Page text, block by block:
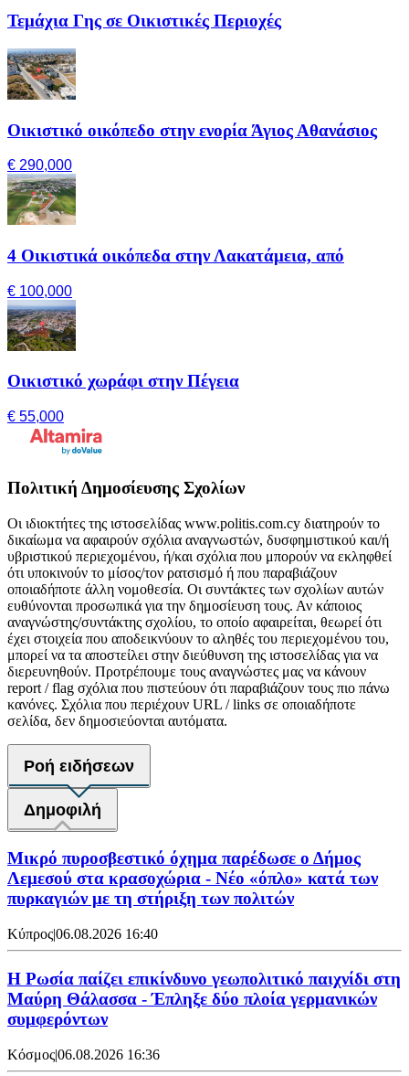
Τεμάχια Γης σε Οικιστικές Περιοχές
Οικιστικό οικόπεδο στην ενορία Άγιος Αθανάσιος
€ 290,000
4 Οικιστικά οικόπεδα στην Λακατάμεια, από
€ 100,000
Οικιστικό χωράφι στην Πέγεια
€ 55,000
Πολιτική Δημοσίευσης Σχολίων
Οι ιδιοκτήτες της ιστοσελίδας www.politis.com.cy διατηρούν το
δικαίωμα να αφαιρούν σχόλια αναγνωστών, δυσφημιστικού και/ή
υβριστικού περιεχομένου, ή/και σχόλια που μπορούν να εκληφθεί
ότι υποκινούν το μίσος/τον ρατσισμό ή που παραβιάζουν
οποιαδήποτε άλλη νομοθεσία. Οι συντάκτες των σχολίων αυτών
ευθύνονται προσωπικά για την δημοσίευση τους. Αν κάποιος
αναγνώστης/συντάκτης σχολίου, το οποίο αφαιρείται, θεωρεί ότι
έχει στοιχεία που αποδεικνύουν το αληθές του περιεχομένου του,
μπορεί να τα αποστείλει στην διεύθυνση της ιστοσελίδας για να
διερευνηθούν. Προτρέπουμε τους αναγνώστες μας να κάνουν
report / flag σχόλια που πιστεύουν ότι παραβιάζουν τους πιο πάνω
κανόνες. Σχόλια που περιέχουν URL / links σε οποιαδήποτε
σελίδα, δεν δημοσιεύονται αυτόματα.
Ροή ειδήσεων
Δημοφιλή
Μικρό πυροσβεστικό όχημα παρέδωσε ο Δήμος
Λεμεσού στα κρασοχώρια - Νέο «όπλο» κατά των
πυρκαγιών με τη στήριξη των πολιτών
Κύπρος|06.08.2026 16:40
Η Ρωσία παίζει επικίνδυνο γεωπολιτικό παιχνίδι στη
Μαύρη Θάλασσα - Έπληξε δύο πλοία γερμανικών
συμφερόντων
Κόσμος|06.08.2026 16:36